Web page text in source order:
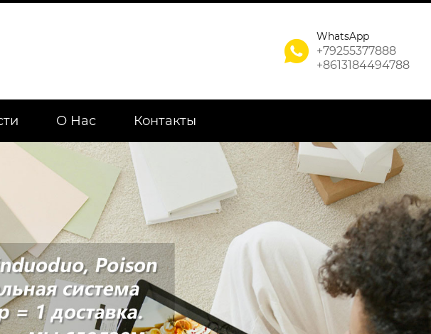

WhatsApp
+79255377888
+8613184494788
О Нас Контакты